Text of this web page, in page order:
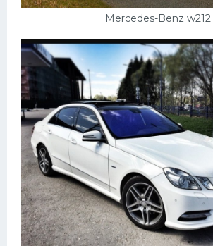
Mercedes-Benz w212
Лимузины
Автобусы
Хонда
Грузовики
Шевроле
УАЗ
Кадиллак
Автокемпер
Феррари